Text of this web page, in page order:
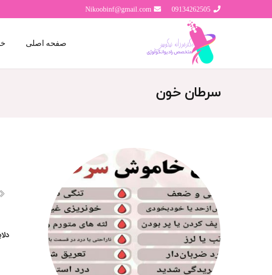
09134262505
Nikoobinf@gmail.com
صفحه اصلی
سرطان خون